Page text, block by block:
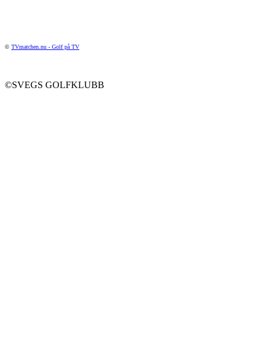
© TVmatchen.nu - Golf på TV
©SVEGS GOLFKLUBB